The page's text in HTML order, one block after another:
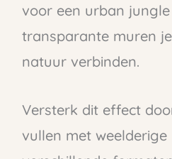
voor een urban
transparante muren
natuur verbinden.
Versterk dit effect
vullen met weelderige